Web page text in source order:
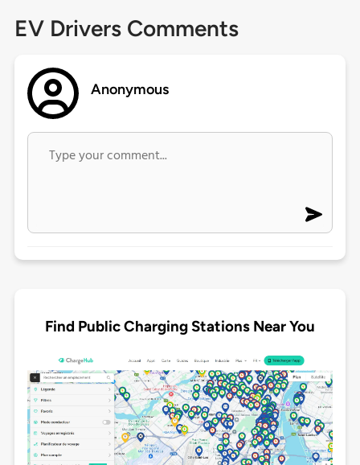
EV Drivers Comments
Anonymous
Find Public Charging Stations Near You